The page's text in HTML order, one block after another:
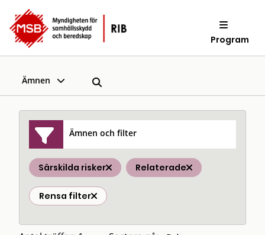
Program
Ämnen
Ämnen och filter
Särskilda risker Relaterade
Rensa filter